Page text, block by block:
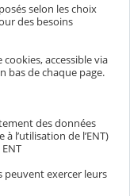
selon les choix
des besoins
accessible via
bas de chaque page.
des données
l’utilisation de l’ENT)
peuvent exercer leurs